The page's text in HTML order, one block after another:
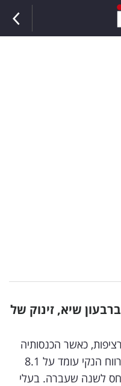
1 ברבעון שיא, זינוק של
כאשר הכנסותיה
מסתכמות ב-224.8 מיליון שקל. הרווח הנקי עומד על 8.1
שקל, גידול של כ-12.8% ביחס לשנה שעברה. בעלי